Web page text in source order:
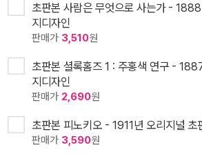
초판본 사람은 무엇으로 사는가 -
지디자인
판매가 3,510원
초판본 셜록홈즈 1 : 주홍색 연구 -
지디자인
판매가 2,690원
초판본 피노키오 - 1911년 오리지널 초
판매가 3,590원